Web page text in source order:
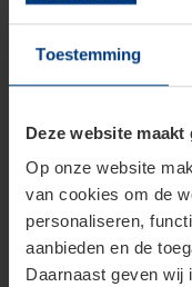
Toestemming
Deze website
Op onze website
van cookies om de
personaliseren,
aanbieden en de
Daarnaast geven wij